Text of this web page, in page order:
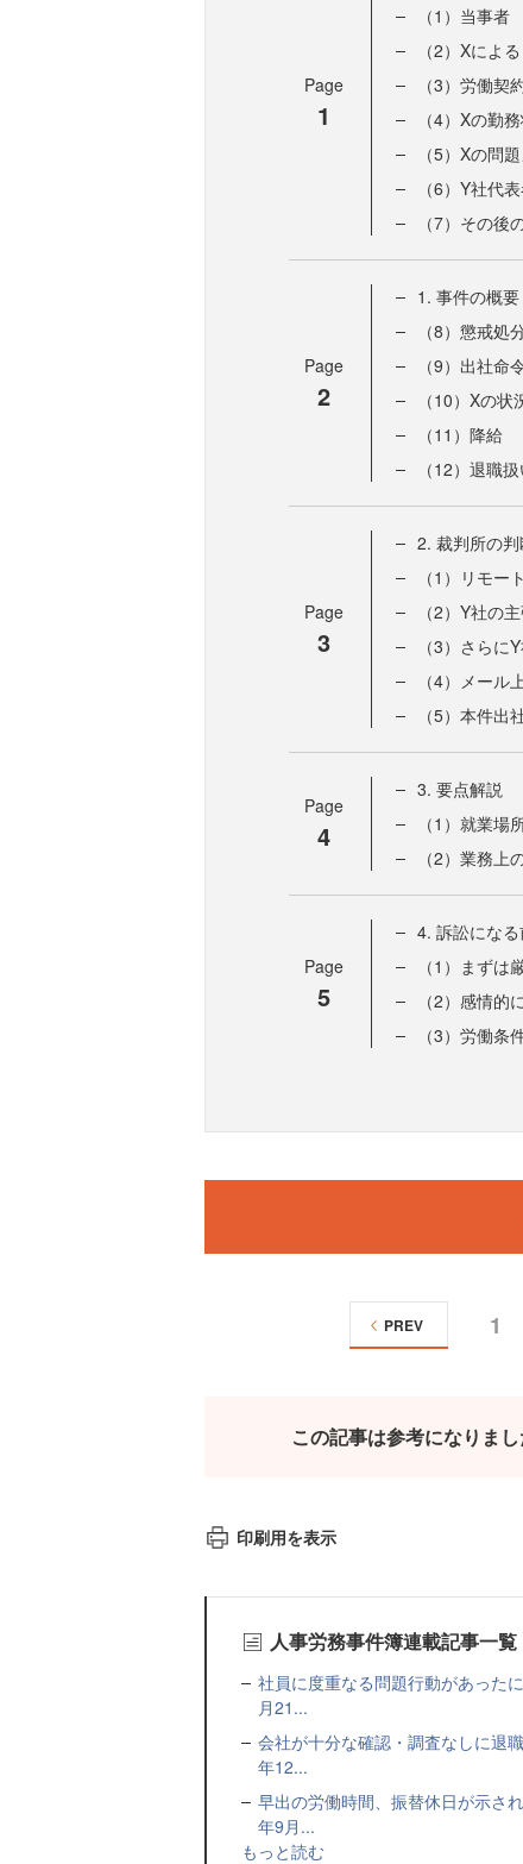
Page
1
（1）当事者
（2）Xによ
（3）労働契
（4）Xの勤
（5）Xの問
（6）Y社代
（7）その後
Page
2
1. 事件の概要
（8）懲戒処
（9）出社命
（10）Xの状
（11）降給
（12）退職
Page
3
2. 裁判所の
（1）リモー
（2）Y社の
（3）さらに
（4）メール
（5）本件出
Page
4
3. 要点解説
（1）就業場
（2）業務上
Page
5
4. 訴訟になる
（1）まずは
（2）感情的
（3）労働条
1
PREV
この記事は参考になりまし
印刷用を表示
人事労務事件簿連載記事一覧
社員に度重なる問題行動があった
月21...
会社が十分な確認・調査なしに退
年12...
早出の労働時間、振替休日が示さ
年9月...
もっと読む